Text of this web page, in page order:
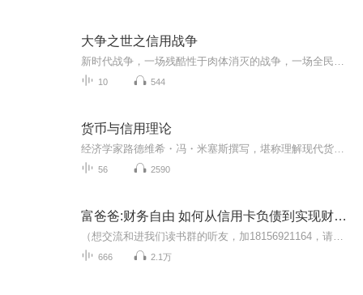
大争之世之信用战争
10 544
货币与信用理论
56 2590
富爸爸:财务自由 如何从信用卡负债到实现财务自由
666 2.1万